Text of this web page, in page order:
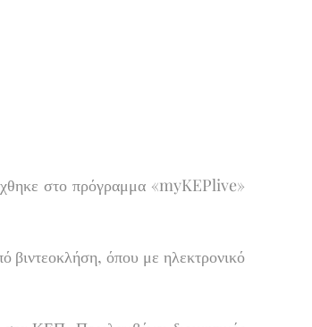
στο πρόγραμμα «myKEPlive»
βιντεοκλήση, όπου με ηλεκτρονικό